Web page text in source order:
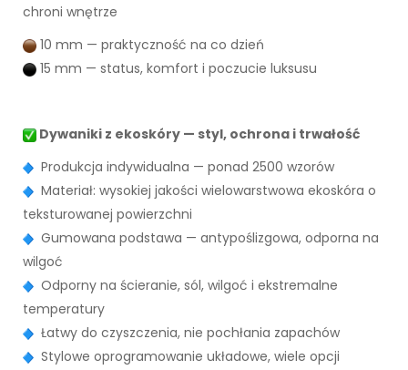
chroni wnętrze
10 mm — praktyczność na co dzień
15 mm — status, komfort i poczucie luksusu
Dywaniki z ekoskóry — styl, ochrona i trwałość
Produkcja indywidualna — ponad 2500 wzorów
Materiał: wysokiej jakości wielowarstwowa ekoskóra o
teksturowanej powierzchni
Gumowana podstawa — antypoślizgowa, odporna na
wilgoć
Odporny na ścieranie, sól, wilgoć i ekstremalne
temperatury
Łatwy do czyszczenia, nie pochłania zapachów
Stylowe oprogramowanie układowe, wiele opcji